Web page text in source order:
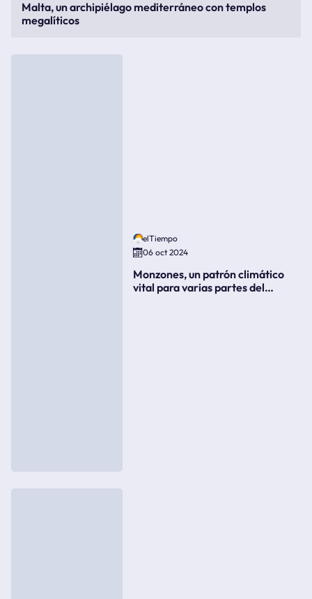
Malta, un archipiélago mediterráneo con templos
megalíticos
elTiempo
06 oct 2024
Monzones, un patrón climático
vital para varias partes del